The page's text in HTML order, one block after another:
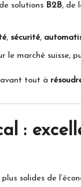
solutions B2B, de
, sécurité,
le marché suisse,
avant tout à
:
solides de